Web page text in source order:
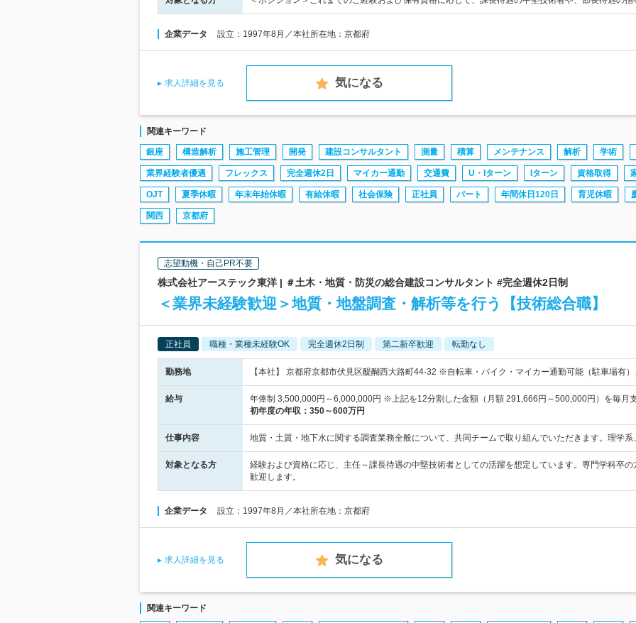
企業データ 設立：1997年8月／本社所在地：京都府
求人詳細を見る 気になる
関連キーワード
銀座 構造解析 施工管理 開発 建設コンサルタント 測量 積算 メンテナンス 解析 学術
業界経験者優遇 フレックス 完全週休2日 マイカー通勤 交通費 U・Iターン Iターン 資格取得
OJT 夏季休暇 年末年始休暇 有給休暇 社会保険 正社員 パート 年間休日120日 育児休暇
関西 京都府
志望動機・自己PR不要
株式会社アーステック東洋 | ＃土木・地質・防災の総合建設コンサルタント #完全週休2日制
＜業界未経験歓迎＞地質・地盤調査・解析等を行う【技術総合職】
正社員 職種・業種未経験OK 完全週休2日制 第二新卒歓迎 転勤なし
勤務地 【本社】 京都府京都市伏見区醍醐西大路町44-32 ※自転車・バイク・マイカー通勤可能（駐車場有
給与
年俸制 3,500,000円～6,000,000円 ※上記を12分割した金額（月額 291,666円～500,000円）を毎
初年度の年収： 350～600万円
仕事内容 地質・土質・地下水に関する調査業務全般について、共同チームで取り組んでいただきます。理学
対象となる方
経験および資格に応じ、主任～課長待遇の中堅技術者としての活躍を想定しています。専門学科卒
歓迎します。
企業データ 設立：1997年8月／本社所在地：京都府
求人詳細を見る 気になる
関連キーワード